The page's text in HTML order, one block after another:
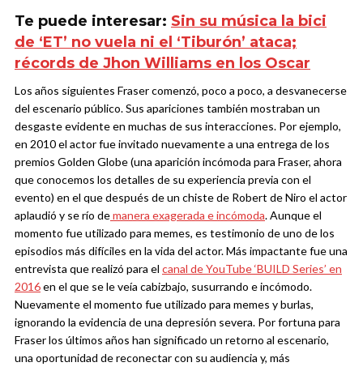
Te puede interesar: Sin su música la bici
de ‘ET’ no vuela ni el ‘Tiburón’ ataca;
récords de Jhon Williams en los Oscar
Los años siguientes Fraser comenzó, poco a poco, a desvanecerse
del escenario público. Sus apariciones también mostraban un
desgaste evidente en muchas de sus interacciones. Por ejemplo,
en 2010 el actor fue invitado nuevamente a una entrega de los
premios Golden Globe (una aparición incómoda para Fraser, ahora
que conocemos los detalles de su experiencia previa con el
evento) en el que después de un chiste de Robert de Niro el actor
aplaudió y se río demanera exagerada e incómoda. Aunque el
momento fue utilizado para memes, es testimonio de uno de los
episodios más difíciles en la vida del actor. Más impactante fue una
entrevista que realizó para el canal de YouTube ‘BUILD Series’ en
2016en el que se le veía cabizbajo, susurrando e incómodo.
Nuevamente el momento fue utilizado para memes y burlas,
ignorando la evidencia de una depresión severa. Por fortuna para
Fraser los últimos años han significado un retorno al escenario,
una oportunidad de reconectar con su audiencia y, más